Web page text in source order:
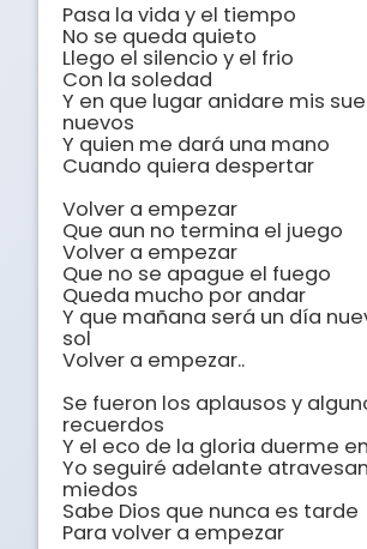
Pasa la vida y el tiempo
No se queda quieto
Llego el silencio y el frio
Con la soledad
Y en que lugar anidare mis
nuevos
Y quien me dará una mano
Cuando quiera despertar
Volver a empezar
Que aun no termina el juego
Volver a empezar
Que no se apague el fuego
Queda mucho por andar
Y que mañana será un día
sol
Volver a empezar..
Se fueron los aplausos y
recuerdos
Y el eco de la gloria duerme
Yo seguiré adelante
miedos
Sabe Dios que nunca es tarde
Para volver a empezar